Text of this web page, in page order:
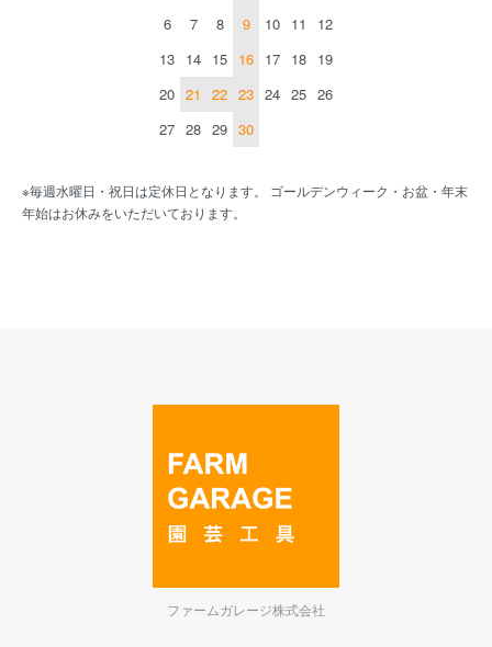
6
7 8 9 10 11
12
13 14 15 16 17 18 19
20 21 22 23 24 25 26
27 28 29 30
※毎週水曜日・祝日は定休日となります。 ゴールデンウィーク・お盆・年末
年始はお休みをいただいております。
ファームガレージ株式会社